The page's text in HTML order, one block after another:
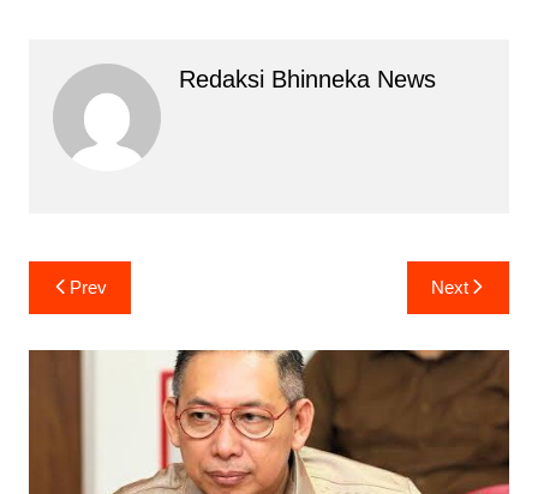
Redaksi Bhinneka News
Navigasi
pos
Prev Next